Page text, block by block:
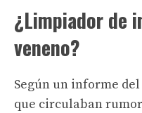
¿Limpiador de
veneno?
Según un informe
que circulaban